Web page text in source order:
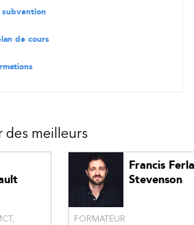
de l'IA et des applications
pertinents, utilisation de la syntaxe
modèle utilisé (Copilot 365/Copilot
subvention
de cours
des meilleurs
Francis
Stevenson
FORMATEUR